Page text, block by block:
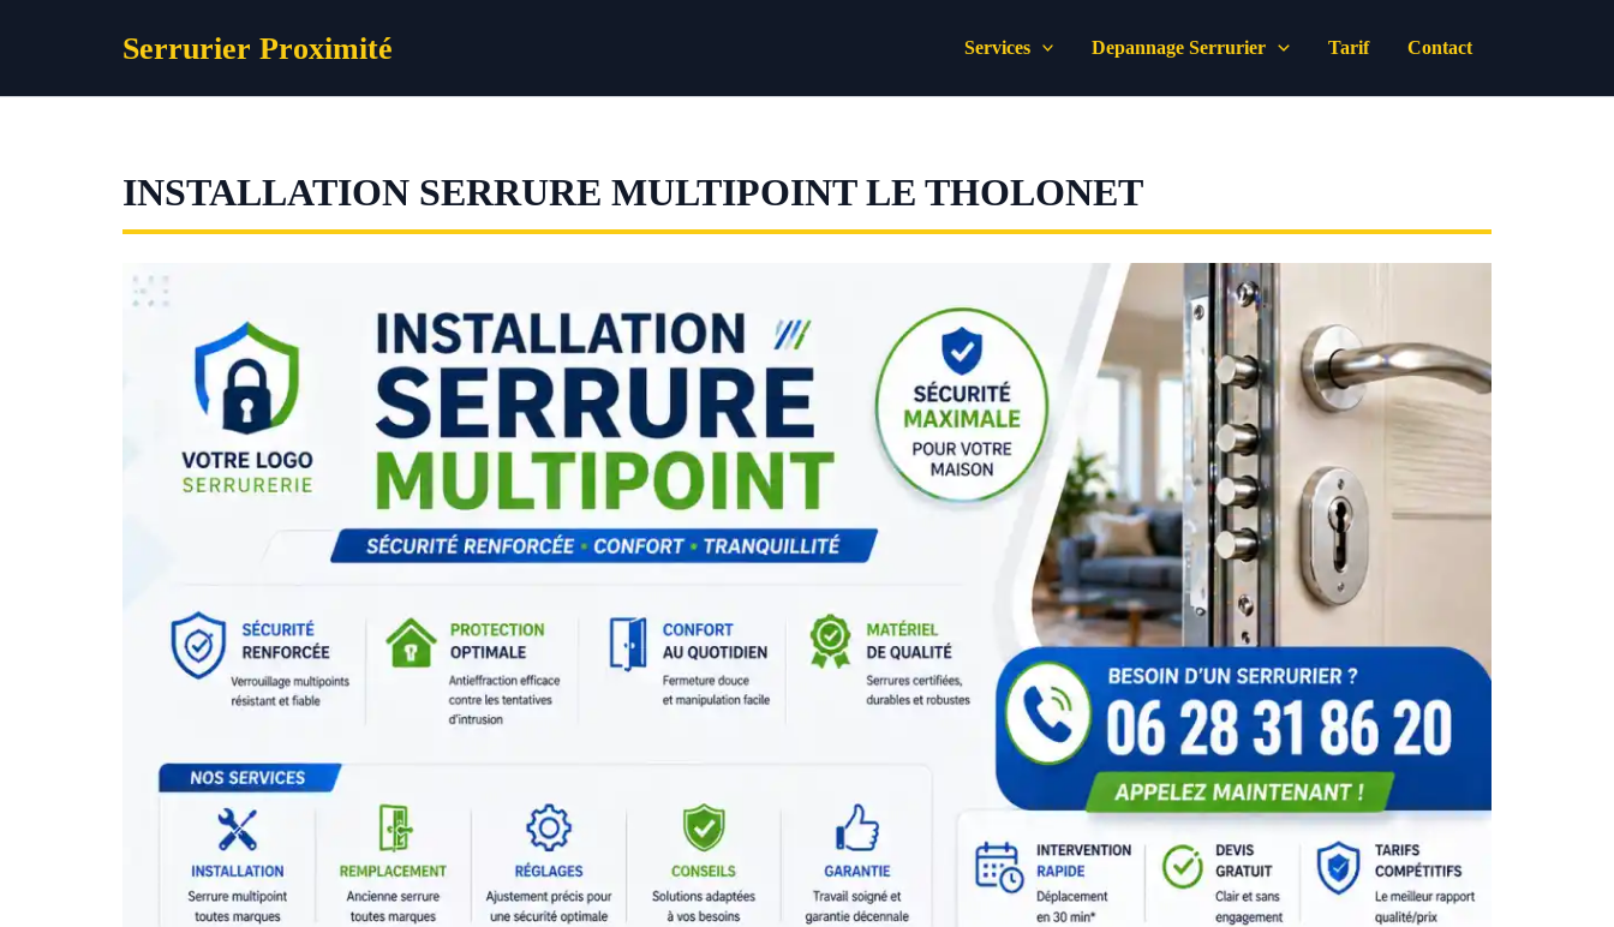
Serrurier Proximité Services Depannage Serrurier Tarif Contact
INSTALLATION SERRURE MULTIPOINT LE THOLONET